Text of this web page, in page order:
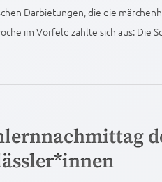
Darbietungen, die die
im Vorfeld zahlte sich aus: Die